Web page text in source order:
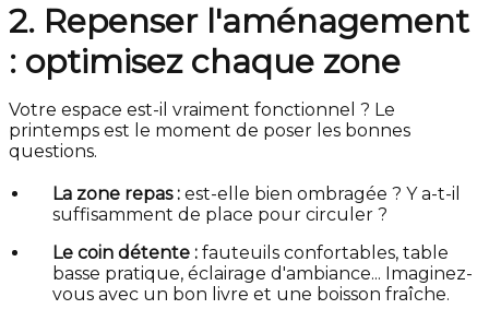
2. Repenser l'aménagement
: optimisez chaque zone
Votre espace est-il vraiment fonctionnel ? Le
printemps est le moment de poser les bonnes
questions.
La zone repas : est-elle bien ombragée ? Y a-t-il
suffisamment de place pour circuler ?
Le coin détente : fauteuils confortables, table
basse pratique, éclairage d'ambiance... Imaginez-
vous avec un bon livre et une boisson fraîche.